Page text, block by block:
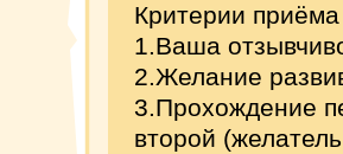
Критерии
1.Ваша
2.Желание
3.Прохождение
второй